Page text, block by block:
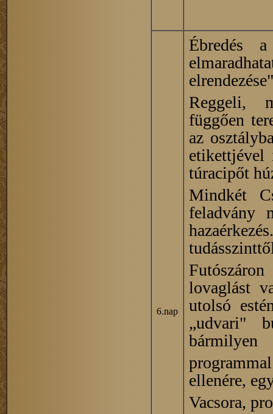
6.nap
Ébredés
Reggeli,
függően
az
etikettjével
túracipőt
Mindkét
feladvány
lovaglást
utolsó
„udvari"
bármilyen
ellenére,
Vacsora,